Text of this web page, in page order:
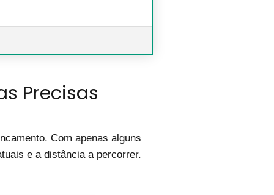
Precisas
Com apenas alguns
e a distância a percorrer.